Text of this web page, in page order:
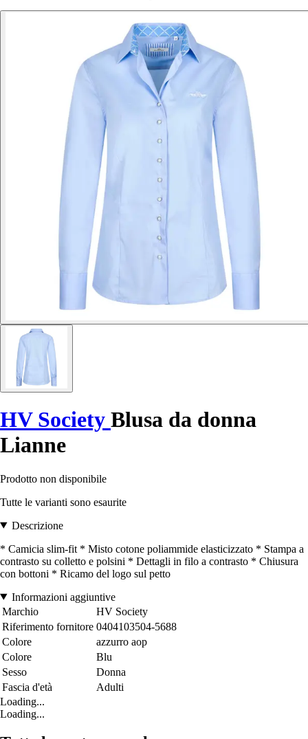
HV Society Blusa da donna
Lianne
Prodotto non disponibile
Tutte le varianti sono esaurite
Descrizione
* Camicia slim-fit * Misto cotone poliammide elasticizzato * Stampa a
contrasto su colletto e polsini * Dettagli in filo a contrasto * Chiusura
con bottoni * Ricamo del logo sul petto
Informazioni aggiuntive
Marchio
HV Society
Riferimento fornitore 0404103504-5688
Colore
azzurro aop
Colore
Blu
Sesso
Donna
Fascia d'età
Adulti
Loading...
Loading...